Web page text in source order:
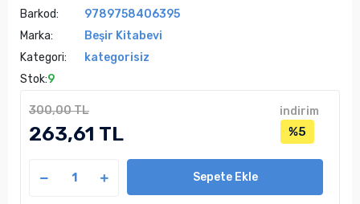
Barkod:
9789758406395
Marka:
Beşir Kitabevi
Kategori:
kategorisiz
Stok:9
300,00 TL
263,61 TL
indirim
%5
Sepete Ekle